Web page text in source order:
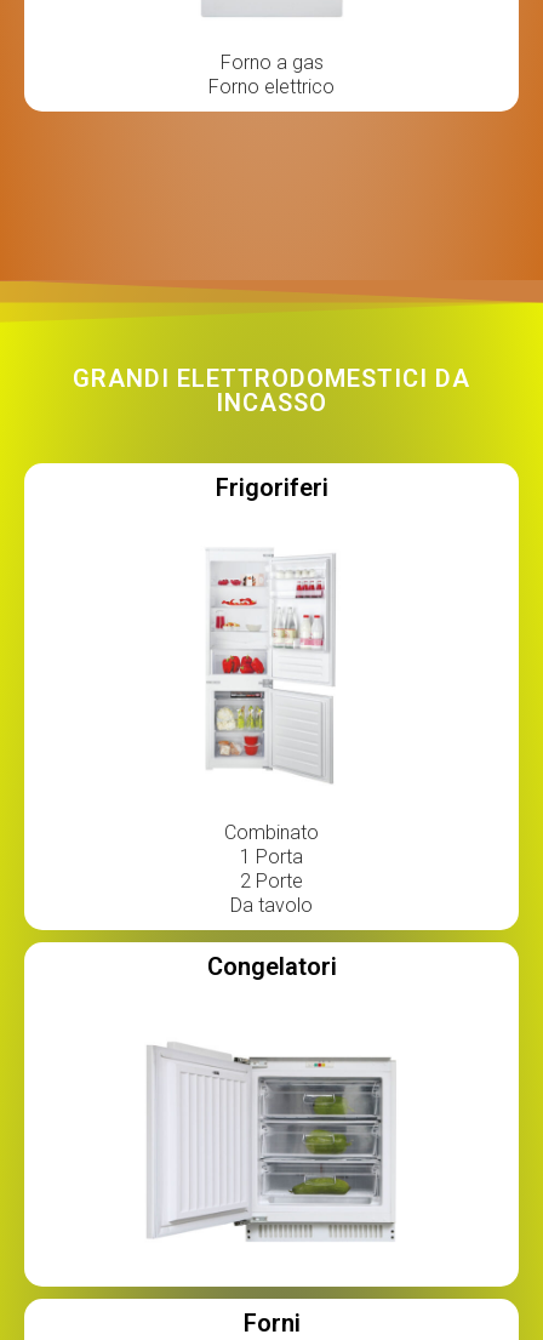
Forno a gas
Forno elettrico
GRANDI ELETTRODOMESTICI DA
INCASSO
Frigoriferi
Combinato
1 Porta
2 Porte
Da tavolo
Congelatori
Forni